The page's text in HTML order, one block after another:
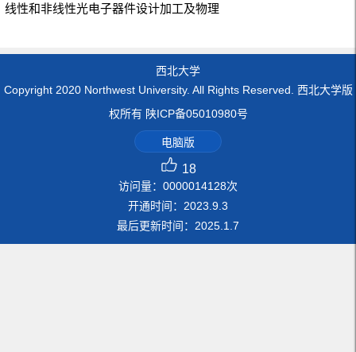
线性和非线性光电子器件设计加工及物理
西北大学
Copyright 2020 Northwest University. All Rights Reserved. 西北大学版
权所有 陕ICP备05010980号
电脑版
18
访问量： 0000014128次
开通时间： 2023 9 3
最后更新时间： 2025 1 7